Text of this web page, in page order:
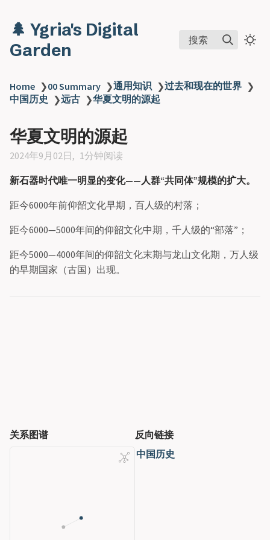
🌲 Ygria's Digital
Garden
搜索
Home ❯00 Summary ❯通用知识 ❯过去和现在的世界 ❯
中国历史 ❯远古 ❯华夏文明的源起
华夏文明的源起
2024年9月02日 1分钟阅读
新石器时代唯一明显的变化——人群“共同体”规模的扩大。
距今6000年前仰韶文化早期，百人级的村落；
距今6000—5000年间的仰韶文化中期，千人级的“部落”；
距今5000—4000年间的仰韶文化末期与龙山文化期，万人级
的早期国家（古国）出现。
关系图谱
反向链接
中国历史